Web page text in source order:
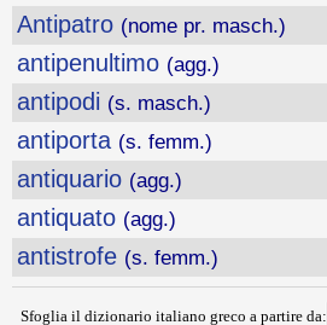
Antipatro (nome pr. masch.)
antipenultimo (agg.)
antipodi (s. masch.)
antiporta (s. femm.)
antiquario (agg.)
antiquato (agg.)
antistrofe (s. femm.)
Sfoglia il dizionario italiano greco a partire da: